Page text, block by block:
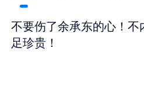
不要伤了余承东的心！不
足珍贵！